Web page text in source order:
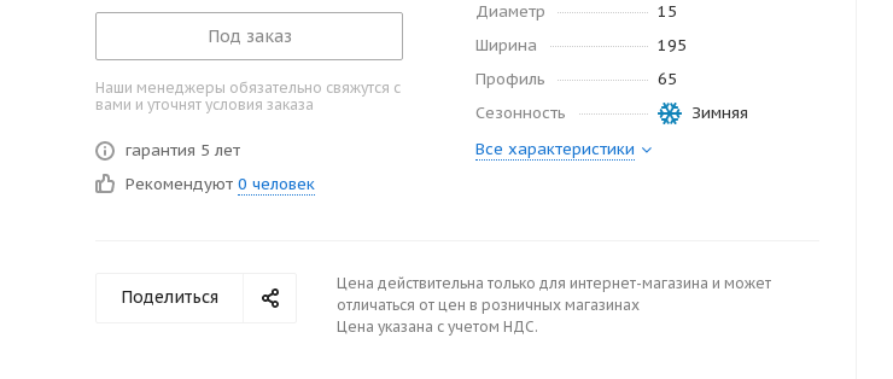
Под заказ
Наши менеджеры обязательно свяжутся с
вами и уточнят условия заказа
гарантия 5 лет
Рекомендуют 0 человек
Диаметр
15
Ширина
195
Профиль
65
Сезонность
Зимняя
Все характеристики
Поделиться
Цена действительна только для интернет-магазина и может
отличаться от цен в розничных магазинах
Цена указана с учетом НДС.